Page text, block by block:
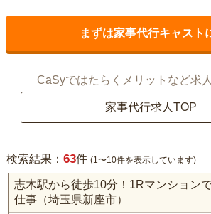
まずは家事代行キャスト
CaSyではたらくメリットなど求
家事代行求人TOP
検索結果： 63件 (1〜10件を表示しています)
志木駅から徒歩10分！1Rマンション
仕事（埼玉県新座市）